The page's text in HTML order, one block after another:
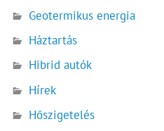
Geotermikus energia
Háztartás
Hibrid autók
Hírek
Hőszigetelés